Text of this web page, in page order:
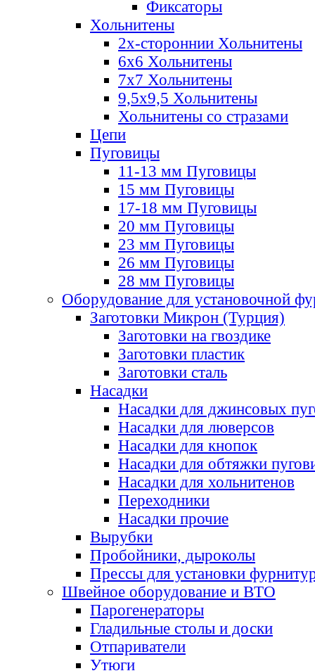
Фиксаторы
Хольнитены
2х-стороннии Хольнитены
6х6 Хольнитены
7х7 Хольнитены
9,5х9,5 Хольнитены
Хольнитены со стразами
Цепи
Пуговицы
11-13 мм Пуговицы
15 мм Пуговицы
17-18 мм Пуговицы
20 мм Пуговицы
23 мм Пуговицы
26 мм Пуговицы
28 мм Пуговицы
Оборудование для установочной
Заготовки Микрон (Турция)
Заготовки на гвоздике
Заготовки пластик
Заготовки сталь
Насадки
Насадки для джинсовых
Насадки для люверсов
Насадки для кнопок
Насадки для обтяжки
Насадки для хольнитенов
Переходники
Насадки прочие
Вырубки
Пробойники, дыроколы
Прессы для установки
Швейное оборудование и ВТО
Парогенераторы
Гладильные столы и доски
Отпариватели
Утюги